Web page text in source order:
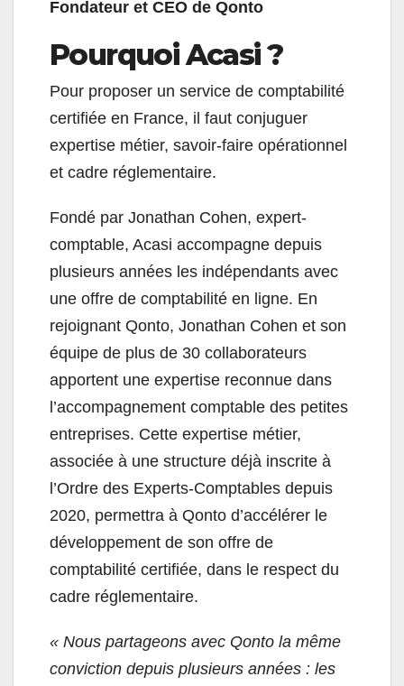
Fondateur et CEO de Qonto
Pourquoi Acasi ?
Pour proposer un service de comptabilité
certifiée en France, il faut conjuguer
expertise métier, savoir-faire opérationnel
et cadre réglementaire.
Fondé par Jonathan Cohen, expert-
comptable, Acasi accompagne depuis
plusieurs années les indépendants avec
une offre de comptabilité en ligne. En
rejoignant Qonto, Jonathan Cohen et son
équipe de plus de 30 collaborateurs
apportent une expertise reconnue dans
l’accompagnement comptable des petites
entreprises. Cette expertise métier,
associée à une structure déjà inscrite à
l’Ordre des Experts-Comptables depuis
2020, permettra à Qonto d’accélérer le
développement de son offre de
comptabilité certifiée, dans le respect du
cadre réglementaire.
« Nous partageons avec Qonto la même
conviction depuis plusieurs années : les